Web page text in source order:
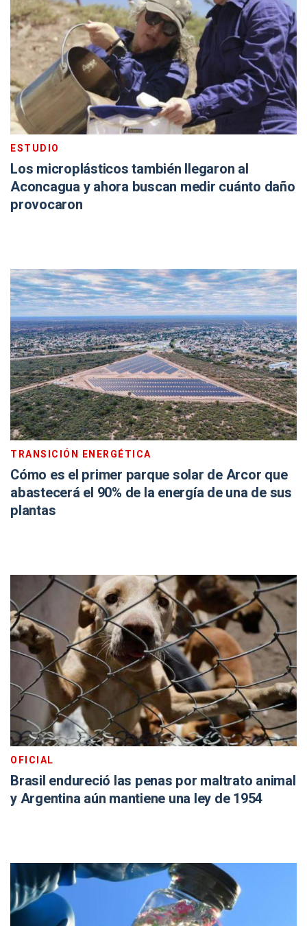
ESTUDIO
Los microplásticos también llegaron al
Aconcagua y ahora buscan medir cuánto daño
provocaron
TRANSICIÓN ENERGÉTICA
Cómo es el primer parque solar de Arcor que
abastecerá el 90% de la energía de una de sus
plantas
OFICIAL
Brasil endureció las penas por maltrato animal
y Argentina aún mantiene una ley de 1954